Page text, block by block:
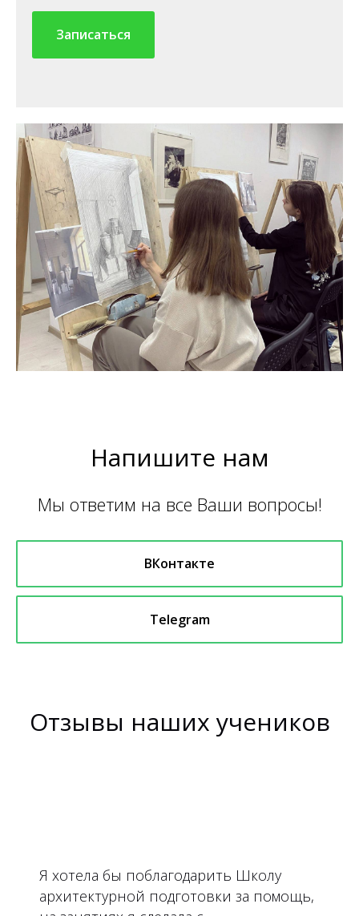
Записаться
Напишите нам
Мы ответим на все Ваши вопросы!
ВКонтакте
Telegram
Отзывы наших учеников
Я хотела бы поблагодарить Школу
архитектурной подготовки за помощь,